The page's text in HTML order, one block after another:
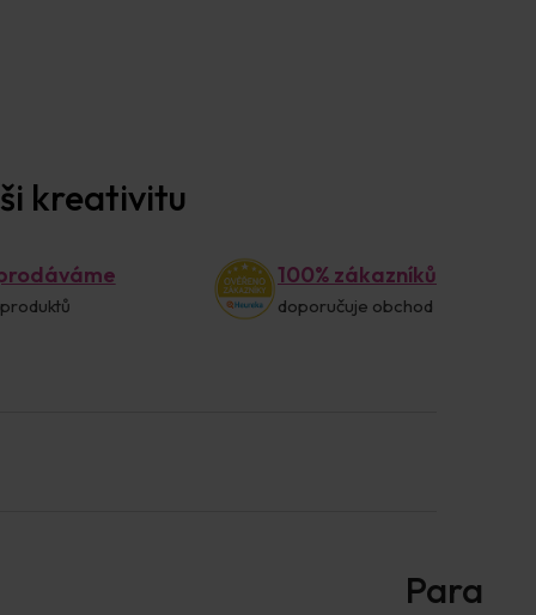
kreativitu
100% zákazníků
doporučuje obchod